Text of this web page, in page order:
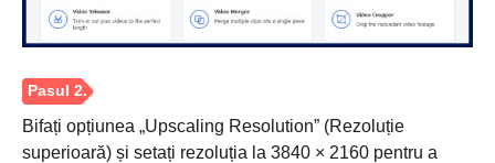
Bifați opțiunea „Upscaling Resolution” (Rezoluție
superioară) și setați rezoluția la 3840 × 2160 pentru a